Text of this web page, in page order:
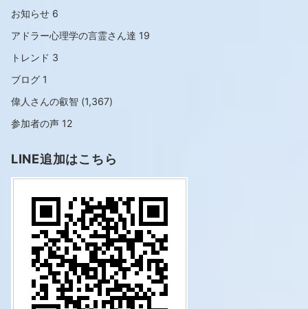
お知らせ 6
アドラー心理学の言霊さん達 19
トレンド 3
ブログ 1
偉人さんの叡智 (1,367)
参加者の声 12
LINE追加はこちら